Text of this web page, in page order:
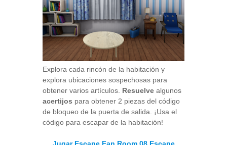
Explora cada rincón de la habitación y
explora ubicaciones sospechosas para
obtener varios artículos. Resuelve algunos
acertijos para obtener 2 piezas del código
de bloqueo de la puerta de salida. ¡Usa el
código para escapar de la habitación!
Jugar Escape Fan Room 08 Escape